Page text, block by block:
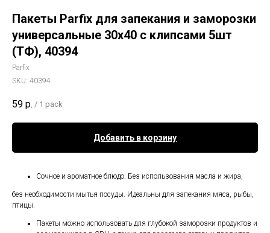
Пакеты Parfix для запекания и заморозки
универсальные 30х40 с клипсами 5шт
(ТФ), 40394
Parfix
SKU: 40394
59 р. / 1 pack
Добавить в корзину
Сочное и ароматное блюдо. Без использования масла и жира,
без необходимости мытья посуды. Идеальны для запекания мяса, рыбы,
птицы.
Пакеты можно использовать для глубокой заморозки продуктов и